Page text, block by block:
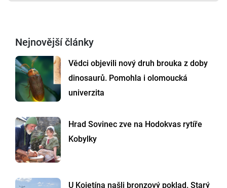
Nejnovější články
Vědci objevili nový druh brouka z doby
dinosaurů. Pomohla i olomoucká
univerzita
Hrad Sovinec zve na Hodokvas rytíře
Kobylky
U Kojetína našli bronzový poklad. Starý